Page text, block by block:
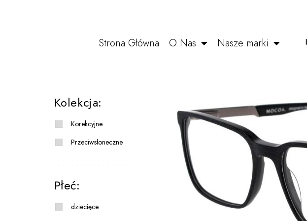
Strona Główna O Nas Nasze marki
Kolekcja:
Korekcyjne
Przeciwsłoneczne
Płeć:
dziecięce